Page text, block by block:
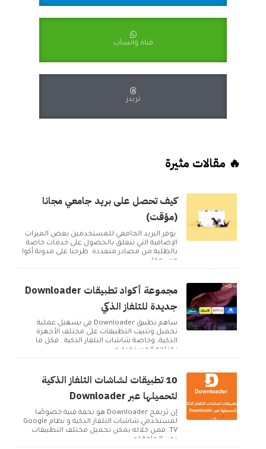
قناة واتسآب
ثريدز
🔥 مقالات مثيرة
كيف تحصل على بريد جامعي مجانا
(مؤقت)
يوفر البريد الجامعي للمستخدمين بعض الميزات
الإضافية التي تتعلق بالحصول على خدمات خاصة
بالطلبة من مصادر متعددة. طرحنا على مدونة أكوا
ويب مقا...
مجموعة أكواد تطبيقات Downloader
جديدة للتلفاز الذكي
ساهم تطبيق Downloader في تسهيل عملية
تحميل وتثبيت التطبيقات على مختلف الأجهزة
الذكية، وخاصة شاشات التلفاز الذكية . فكل ما
يحتاجه المستخدم ه...
10 تطبيقات لشاشات التلفاز الذكية
لتحميلها عبر Downloader
إن بُريمج Downloader هو تحفة فنية خصوصًا
لمستخدمي شاشات التلفاز الذكية و نظام Google
TV. فمن خلاله يمكن تحميل مختلف التطبيقات
دون الحاجة لم...